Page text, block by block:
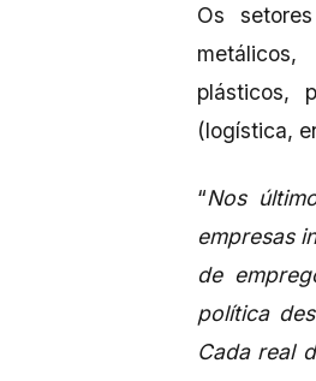
Os
plásticos,
(logística,
“Nos
empresas
de
política
Cada real